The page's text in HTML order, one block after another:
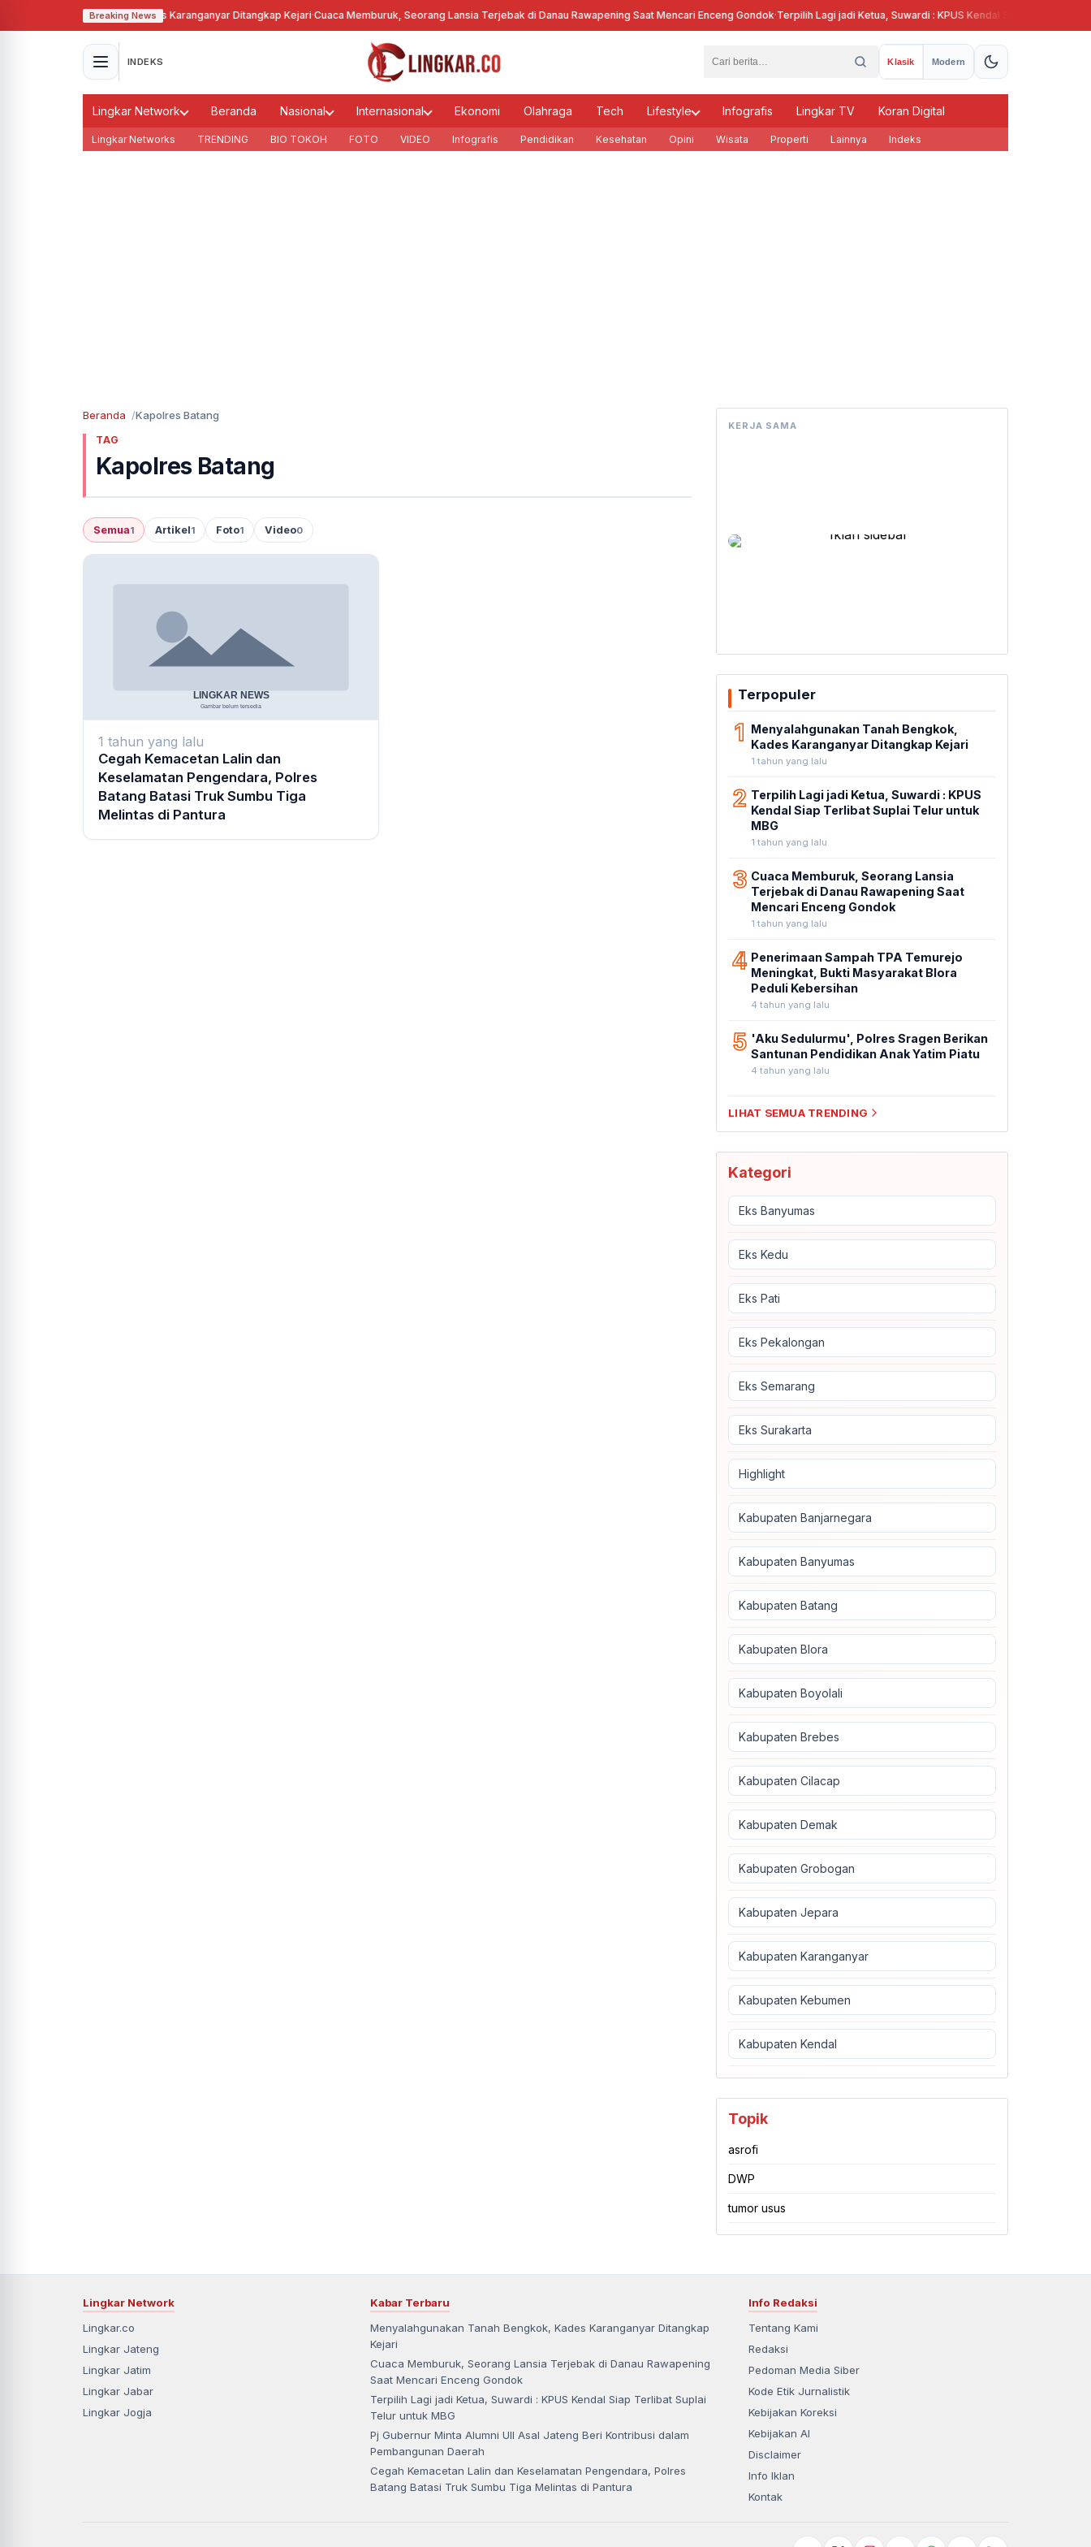
Breaking News
Tanah Bengkok, Kades Karanganyar Ditangkap Kejari·Cuaca Memburuk, Seorang Lansia Terjebak di Danau Rawapening Saat Mencari Enceng Gondok·Terpilih Lagi jadi Ketua, Suwardi : KPUS Kendal Siap Terlibat Suplai
INDEKS Klasik Modern
Lingkar Network Beranda Nasional Internasional Ekonomi Olahraga Tech Lifestyle Infografis Lingkar TV Koran Digital
Lingkar Networks TRENDING BIO TOKOH FOTO VIDEO Infografis Pendidikan Kesehatan Opini Wisata Properti Lainnya Indeks
Beranda Kapolres Batang
TAG
Kapolres Batang
Semua1 Artikel1 Foto1 Video0
1 tahun yang lalu
Cegah Kemacetan Lalin dan
Keselamatan Pengendara, Polres
Batang Batasi Truk Sumbu Tiga
Melintas di Pantura
KERJA SAMA
Terpopuler
1 Menyalahgunakan Tanah Bengkok,
Kades Karanganyar Ditangkap Kejari
1 tahun yang lalu
2 Terpilih Lagi jadi Ketua, Suwardi : KPUS
Kendal Siap Terlibat Suplai Telur untuk
MBG
1 tahun yang lalu
3 Cuaca Memburuk, Seorang Lansia
Terjebak di Danau Rawapening Saat
Mencari Enceng Gondok
1 tahun yang lalu
4 Penerimaan Sampah TPA Temurejo
Meningkat, Bukti Masyarakat Blora
Peduli Kebersihan
4 tahun yang lalu
5 'Aku Sedulurmu', Polres Sragen Berikan
Santunan Pendidikan Anak Yatim Piatu
4 tahun yang lalu
LIHAT SEMUA TRENDING
Kategori
Eks Banyumas
Eks Kedu
Eks Pati
Eks Pekalongan
Eks Semarang
Eks Surakarta
Highlight
Kabupaten Banjarnegara
Kabupaten Banyumas
Kabupaten Batang
Kabupaten Blora
Kabupaten Boyolali
Kabupaten Brebes
Kabupaten Cilacap
Kabupaten Demak
Kabupaten Grobogan
Kabupaten Jepara
Kabupaten Karanganyar
Kabupaten Kebumen
Kabupaten Kendal
Topik
asrofi
DWP
tumor usus
Lingkar Network
Lingkar.co
Lingkar Jateng
Lingkar Jatim
Lingkar Jabar
Lingkar Jogja
Kabar Terbaru
Menyalahgunakan Tanah Bengkok, Kades Karanganyar Ditangkap
Kejari
Cuaca Memburuk, Seorang Lansia Terjebak di Danau Rawapening
Saat Mencari Enceng Gondok
Terpilih Lagi jadi Ketua, Suwardi : KPUS Kendal Siap Terlibat Suplai
Telur untuk MBG
Pj Gubernur Minta Alumni UII Asal Jateng Beri Kontribusi dalam
Pembangunan Daerah
Cegah Kemacetan Lalin dan Keselamatan Pengendara, Polres
Batang Batasi Truk Sumbu Tiga Melintas di Pantura
Info Redaksi
Tentang Kami
Redaksi
Pedoman Media Siber
Kode Etik Jurnalistik
Kebijakan Koreksi
Kebijakan AI
Disclaimer
Info Iklan
Kontak